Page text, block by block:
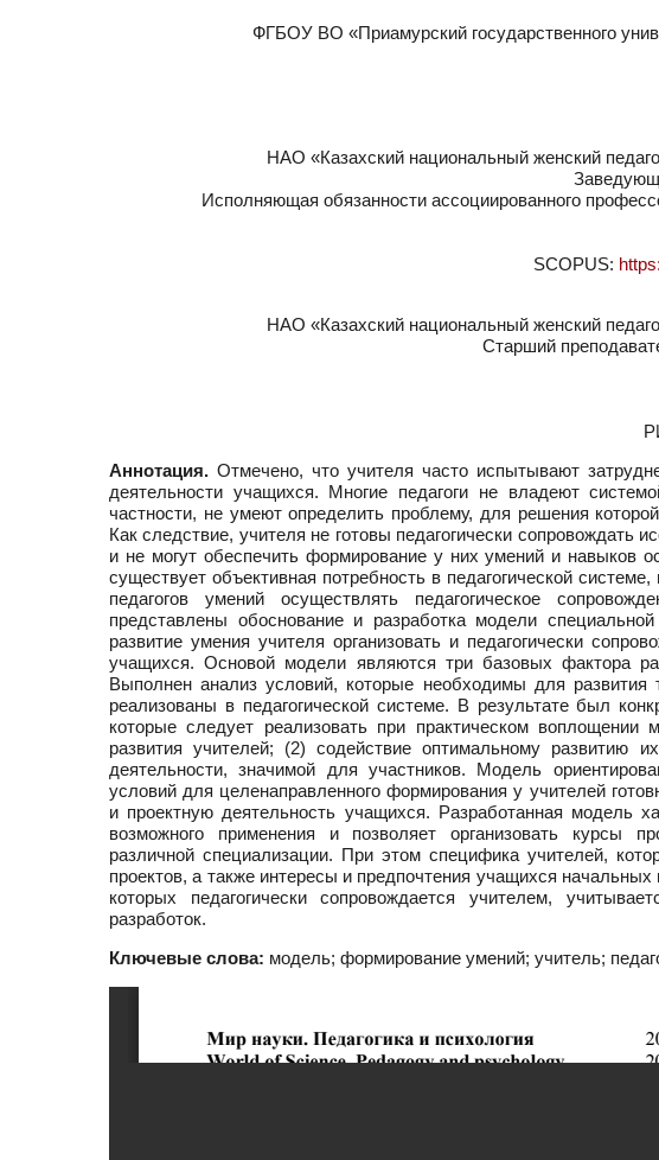
ФГБОУ ВО «Приамурский государственного
НАО «Казахский национальный женский
Исполняющая обязанности ассоциированного
SCOPUS:
НАО «Казахский национальный женский
Старший
Аннотация. Отмечено, что учителя часто испытывают
деятельности учащихся. Многие педагоги не владеют
частности, не умеют определить проблему, для решения
Как следствие, учителя не готовы педагогически сопровождать
и не могут обеспечить формирование у них умений и навыков
существует объективная потребность в педагогической
педагогов умений осуществлять педагогическое
представлены обоснование и разработка модели
развитие умения учителя организовать и педагогически
учащихся. Основой модели являются три базовых фактора
Выполнен анализ условий, которые необходимы для
реализованы в педагогической системе. В результате был
которые следует реализовать при практическом
развития учителей; (2) содействие оптимальному развитию
деятельности, значимой для участников. Модель
условий для целенаправленного формирования у учителей
и проектную деятельность учащихся. Разработанная модель
возможного применения и позволяет организовать курсы
различной специализации. При этом специфика учителей,
проектов, а также интересы и предпочтения учащихся
которых педагогически сопровождается учителем,
разработок.
Ключевые слова: модель; формирование умений; учитель;